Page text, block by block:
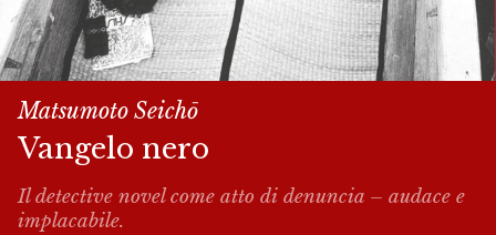
Matsumoto Seichō
Vangelo nero
Il detective novel come atto di denuncia – audace e
implacabile.